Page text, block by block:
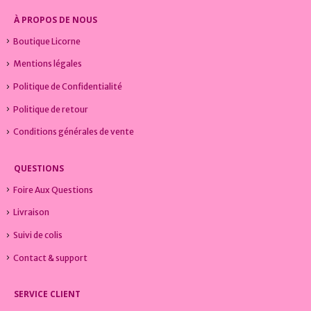
À PROPOS DE NOUS
Boutique Licorne
Mentions légales
Politique de Confidentialité
Politique de retour
Conditions générales de vente
QUESTIONS
Foire Aux Questions
Livraison
Suivi de colis
Contact & support
SERVICE CLIENT